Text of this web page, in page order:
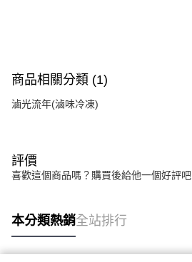
商品相關分類 (1)
滷光流年(滷味冷凍)
評價
喜歡這個商品嗎？購買後給他一個好評吧
本分類熱銷全站排行